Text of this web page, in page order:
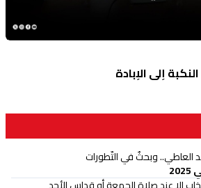
إلى الإبادة
العاطي.. وبحثٌ في التّطورات